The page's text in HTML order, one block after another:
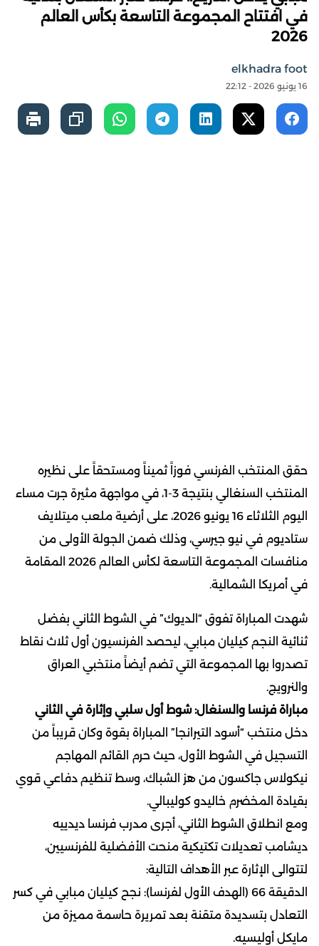
في افتتاح المجموعة التاسعة بكأس العالم
2026
elkhadra foot
16 يونيو 2026 - 22:12
حقق المنتخب الفرنسي فوزاً ثميناً ومستحقاً على نظيره
المنتخب السنغالي بنتيجة 3-1، في مواجهة مثيرة جرت مساء
اليوم الثلاثاء 16 يونيو 2026، على أرضية ملعب ميتلايف
ستاديوم في نيو جيرسي، وذلك ضمن الجولة الأولى من
منافسات المجموعة التاسعة لكأس العالم 2026 المقامة
في أمريكا الشمالية.
شهدت المباراة تفوق “الديوك” في الشوط الثاني بفضل
ثنائية النجم كيليان مبابي، ليحصد الفرنسيون أول ثلاث نقاط
تصدروا بها المجموعة التي تضم أيضاً منتخبي العراق
والنرويج.
مباراة فرنسا والسنغال: شوط أول سلبي وإثارة في الثاني
دخل منتخب “أسود التيرانجا” المباراة بقوة وكان قريباً من
التسجيل في الشوط الأول، حيث حرم القائم المهاجم
نيكولاس جاكسون من هز الشباك، وسط تنظيم دفاعي قوي
بقيادة المخضرم خاليدو كوليبالي.
ومع انطلاق الشوط الثاني، أجرى مدرب فرنسا ديدييه
ديشامب تعديلات تكتيكية منحت الأفضلية للفرنسيين،
لتتوالى الإثارة عبر الأهداف التالية:
الدقيقة 66 (الهدف الأول لفرنسا): نجح كيليان مبابي في كسر
التعادل بتسديدة متقنة بعد تمريرة حاسمة مميزة من
مايكل أوليسيه.